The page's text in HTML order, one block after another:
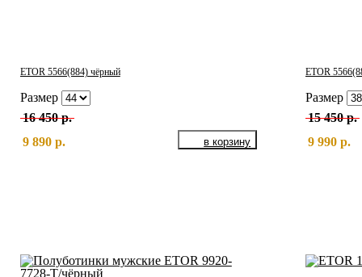
ETOR 5566(884) чёрный
Размер
16 450 р.
9 890 р.
ETOR
Размер
15 450 р.
9 990 р.